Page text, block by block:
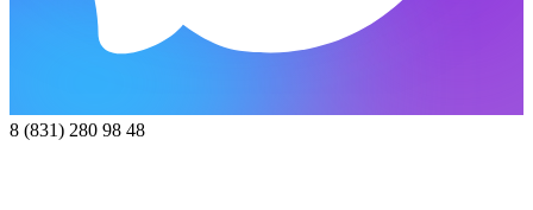
8 (831) 280 98 48